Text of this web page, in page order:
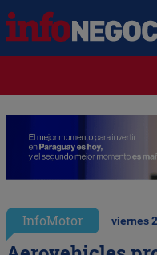
InfoMotor viernes